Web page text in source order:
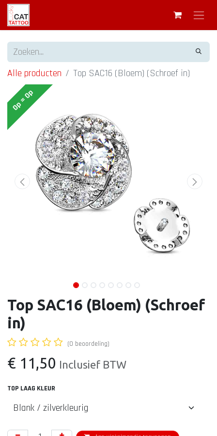
Alle producten Top SAC16 (Bloem) (Schroef in)
Op = Op
Top SAC16 (Bloem) (Schroef
in)
(0 beoordeling)
€ 11,50 Inclusief BTW
TOP LAAG KLEUR